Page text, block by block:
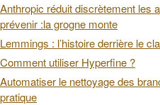
Anthropic réduit discrètement les
prévenir :la grogne monte
Lemmings : l’histoire derrière le
Comment utiliser Hyperfine ?
Automatiser le nettoyage des
pratique